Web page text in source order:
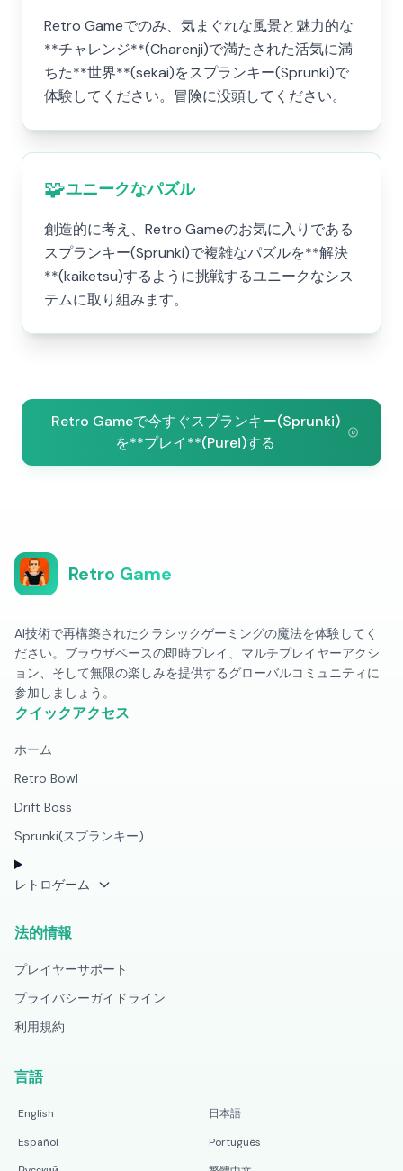
Retro Gameでのみ、気まぐれな風景と魅力的な
**チャレンジ**(Charenji)で満たされた活気に満
ちた**世界**(sekai)をスプランキー(Sprunki)で
体験してください。冒険に没頭してください。
🧩ユニークなパズル
創造的に考え、Retro Gameのお気に入りである
スプランキー(Sprunki)で複雑なパズルを**解決
**(kaiketsu)するように挑戦するユニークなシス
テムに取り組みます。
Retro Gameで今すぐスプランキー(Sprunki)
を**プレイ**(Purei)する
Retro Game
AI技術で再構築されたクラシックゲーミングの魔法を体験してく
ださい。ブラウザベースの即時プレイ、マルチプレイヤーアクシ
ョン、そして無限の楽しみを提供するグローバルコミュニティに
参加しましょう。
クイックアクセス
ホーム
Retro Bowl
Drift Boss
Sprunki(スプランキー)
レトロゲーム
法的情報
プレイヤーサポート
プライバシーガイドライン
利用規約
言語
English
日本語
Español
Português